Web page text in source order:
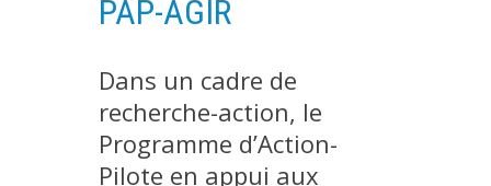
LES DOMAINES SCIENTIFIQUES
RECRUTEMENT
RECHERCHE
PLATEFORMES EXPÉRIMENTALES
PAP-AGIR
Dans un cadre de
recherche-action, le
Programme d’Action-
Pilote en appui aux